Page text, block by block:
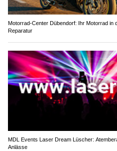
Motorrad-Center Dübendorf: Ihr Motorrad in
Reparatur
MDL Events Laser Dream Lüscher:
Anlässe